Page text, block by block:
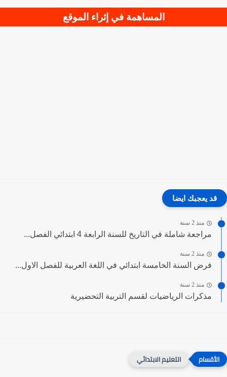
المساهمة في إثراء الموقع
قد يعجبك ايضا
منذ 2 سنة
مراجعة شاملة في التاريخ للسنة الرابعة 4 ابتدائي الفصل...
منذ 2 سنة
فرض السنة الخامسة ابتدائي في اللغة العربية للفصل الاول...
منذ 2 سنة
مذكرات الرياضيات لقسم التربية التحضيرية
التعليم الابتدائي